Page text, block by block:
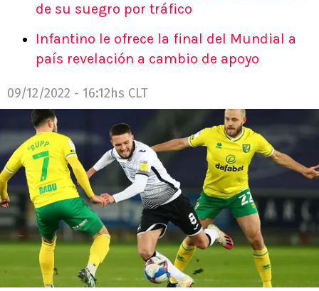
de su suegro por tráfico
Infantino le ofrece la final del Mundial a
país revelación a cambio de apoyo
09/12/2022 - 16:12hs CLT